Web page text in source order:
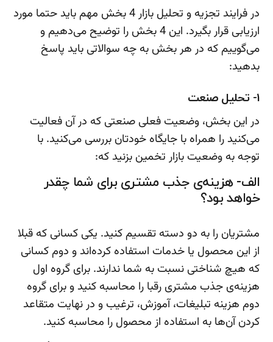
در فرایند تجزیه و تحلیل بازار 4 بخش مهم باید حتما مورد
ارزیابی قرار بگیرد. این 4 بخش را توضیح می‌دهیم و
می‌گوییم که در هر بخش به چه سوالاتی باید پاسخ
بدهید:
1- تحلیل صنعت
در این بخش، وضعیت فعلی صنعتی که در آن فعالیت
می‌کنید را همراه با جایگاه خودتان بررسی می‌کنید. با
توجه به وضعیت بازار تخمین بزنید که:
الف- هزینه‌ی جذب مشتری برای شما چقدر
خواهد بود؟
مشتریان را به دو دسته تقسیم کنید. یکی کسانی که قبلا
از این محصول یا خدمات استفاده کرده‌اند و دوم کسانی
که هیچ شناختی نسبت به شما ندارند. برای گروه اول
هزینه‌ی جذب مشتری رقبا را محاسبه کنید و برای گروه
دوم هزینه تبلیغات، آموزش، ترغیب و در نهایت متقاعد
کردن آن‌ها به استفاده از محصول را محاسبه کنید.